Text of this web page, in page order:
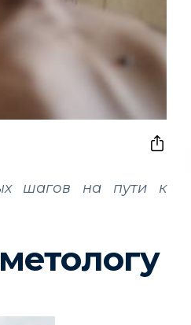
шагов на пути к